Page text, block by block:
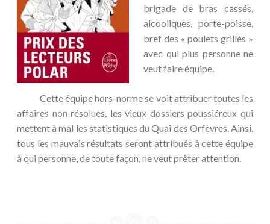
brigade de bras cassés,
alcooliques, porte-poisse,
bref des « poulets grillés »
avec qui plus personne ne
veut faire équipe.
Cette équipe hors-norme se voit attribuer toutes les
affaires non résolues, les vieux dossiers poussiéreux qui
mettent à mal les statistiques du Quai des Orfèvres. Ainsi,
tous les mauvais résultats seront attribués à cette équipe
à qui personne, de toute façon, ne veut prêter attention.